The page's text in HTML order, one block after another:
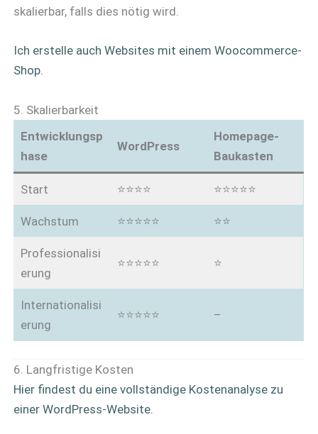
skalierbar, falls dies nötig wird.
Ich erstelle auch Websites mit einem Woocommerce-
Shop.
5. Skalierbarkeit
Entwicklungsp
hase
WordPress
Homepage-
Baukasten
Start ⭐⭐⭐⭐ ⭐⭐⭐⭐⭐
Wachstum ⭐⭐⭐⭐⭐ ⭐⭐
Professionalisi
erung
⭐⭐⭐⭐⭐ ⭐
Internationalisi
erung
⭐⭐⭐⭐⭐ –
6. Langfristige Kosten
Hier findest du eine vollständige Kostenanalyse zu
einer WordPress-Website.